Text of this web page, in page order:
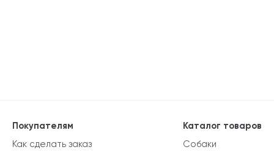
Каталог товаров
Собаки
Покупателям
Как сделать заказ